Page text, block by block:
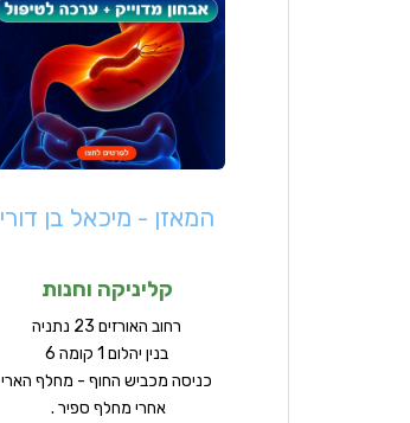
המאזן - מיכאל בן דורי
קליניקה וחנות
רחוב האורזים 23 נתניה
בנין יהלום 1 קומה 6
כניסה מכביש החוף - מחלף הארי
אחרי מחלף ספיר .